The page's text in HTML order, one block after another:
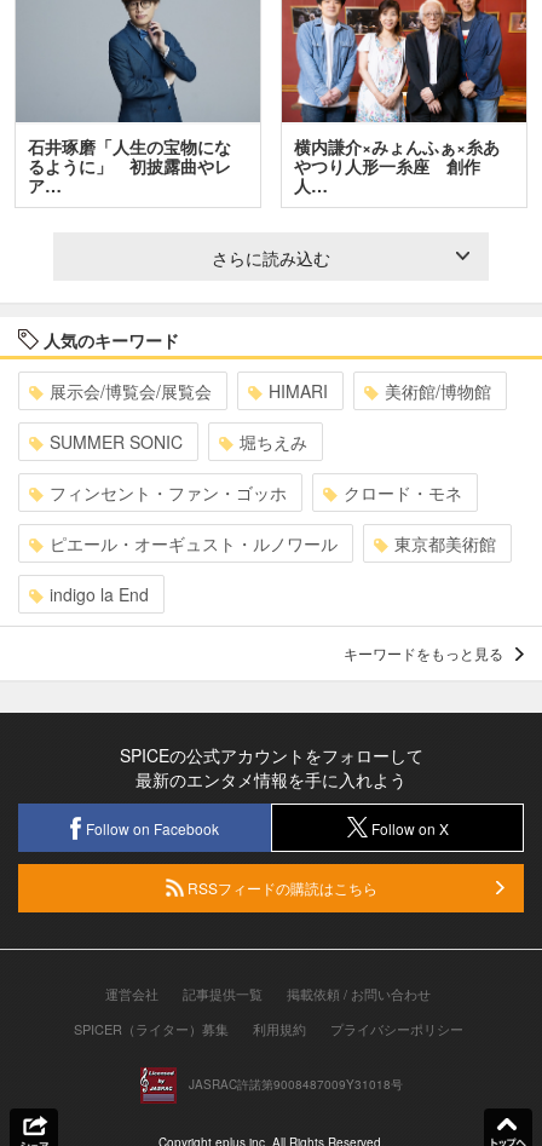
石井琢磨「人生の宝物にな
るように」 初披露曲やレ
ア…
横内謙介×みょんふぁ×糸あ
やつり人形一糸座 創作
人…
さらに読み込む
人気のキーワード
展示会/博覧会/展覧会 HIMARI 美術館/博物館
SUMMER SONIC 堀ちえみ
フィンセント・ファン・ゴッホ クロード・モネ
ピエール・オーギュスト・ルノワール 東京都美術館
indigo la End
キーワードをもっと見る
SPICEの公式アカウントをフォローして
最新のエンタメ情報を手に入れよう
Follow on Facebook Follow on X
RSSフィードの購読はこちら
運営会社 記事提供一覧
掲載依頼 / お問い合わせ
SPICER（ライター）募集
利用規約 プライバシーポリシー
JASRAC許諾第9008487009Y31018号